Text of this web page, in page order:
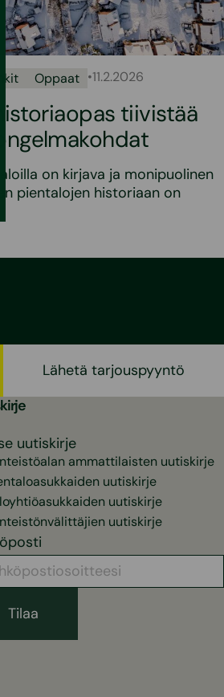
Oppaat •11.2.2026
tiivistää
on kirjava ja monipuolinen
pientalojen historiaan on
Lähetä tarjouspyyntö
uutiskirje
ammattilaisten uutiskirje
uutiskirje
uutiskirje
uutiskirje